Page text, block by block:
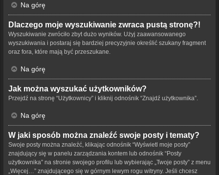
Na górę
Dlaczego moje wyszukiwanie zwraca pustą stronę?!
Wyszukiwanie zwróciło zbyt dużo wyników. Użyj zaawansowanego
wyszukiwania i postaraj się bardziej precyzyjnie określić szukany fragment
oraz fora, które mają być przeszukane.
Na górę
Jak można wyszukać użytkowników?
Przejdź na stronę “Użytkownicy” i kliknij odnośnik “Znajdź użytkownika”.
Na górę
W jaki sposób można znaleźć swoje posty i tematy?
Swoje posty można znaleźć, klikając odnośnik “Wyświetl moje posty”
znajdujący się w panelu zarządzania kontem lub odnośnik “Posty
użytkownika” na stronie swojego profilu lub wybierając „Twoje posty” z menu
„Więcej…” znajdującego się w górnym lewym rogu witryny. Jeśli chcesz